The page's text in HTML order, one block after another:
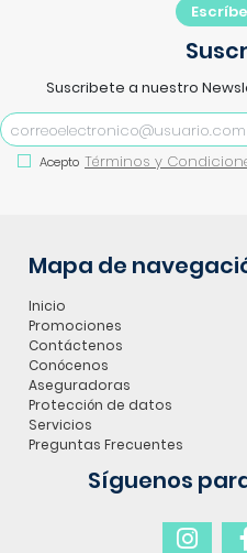
Suscribete a nuestro
Acepto Términos y
Mapa de
Inicio
Promociones
Contáctenos
Conócenos
Aseguradoras
Protección de datos
Servicios
Preguntas Frecuentes
Síguenos